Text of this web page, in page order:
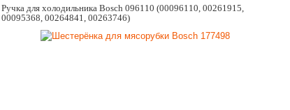
Ручка для холодильника Bosch 096110 (00096110, 00261915,
00095368, 00264841, 00263746)